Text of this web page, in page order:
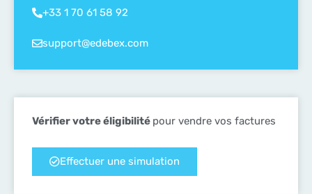
+33 1 70 61 58 92
support@edebex.com
Vérifier votre éligibilité pour vendre vos factures
Effectuer une simulation